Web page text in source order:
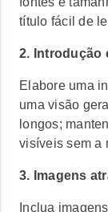
título fácil de
2. Introdução
Elabore uma
uma visão
longos;
visíveis sem a
3. Imagens
Inclua